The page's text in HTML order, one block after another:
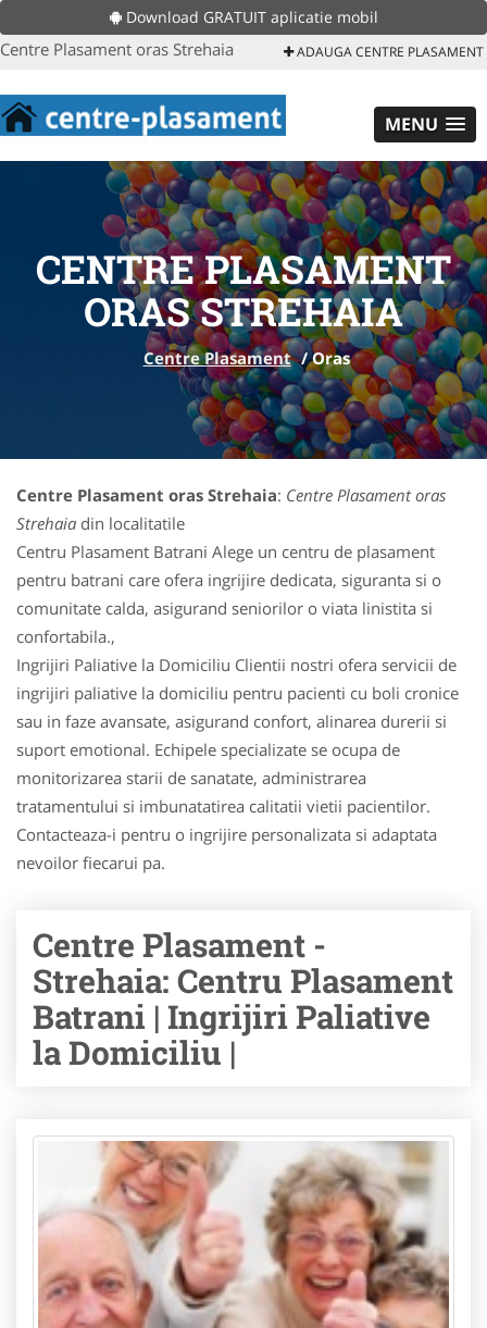
Download GRATUIT aplicatie mobil
Centre Plasament oras Strehaia ADAUGA CENTRE PLASAMENT
MENU
CENTRE PLASAMENT
ORAS STREHAIA
Centre Plasament /Oras
Centre Plasament oras Strehaia: Centre Plasament oras
Strehaia din localitatile
Centru Plasament Batrani Alege un centru de plasament
pentru batrani care ofera ingrijire dedicata, siguranta si o
comunitate calda, asigurand seniorilor o viata linistita si
confortabila.,
Ingrijiri Paliative la Domiciliu Clientii nostri ofera servicii de
ingrijiri paliative la domiciliu pentru pacienti cu boli cronice
sau in faze avansate, asigurand confort, alinarea durerii si
suport emotional. Echipele specializate se ocupa de
monitorizarea starii de sanatate, administrarea
tratamentului si imbunatatirea calitatii vietii pacientilor.
Contacteaza-i pentru o ingrijire personalizata si adaptata
nevoilor fiecarui pa.
Centre Plasament -
Strehaia: Centru Plasament
Batrani | Ingrijiri Paliative
la Domiciliu |